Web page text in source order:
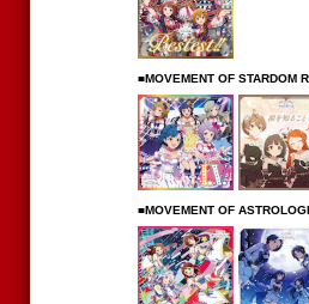
■MOVEMENT OF STARDOM
■MOVEMENT OF